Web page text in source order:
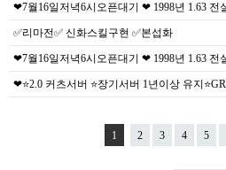
❤7월16일저녁6시오픈대기 ❤ 1998년 1.63 전
✅리마전✅ 신화스킬구현 ✅본섭화
❤7월16일저녁6시오픈대기 ❤ 1998년 1.63 전
❤⭐️2.0 커츠서버 ⭐️장기서버 1년이상 유지
1 2 3 4 5